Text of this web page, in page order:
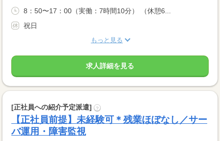
8：50〜17：00（実働：7時間10分） （休憩6...
祝日
もっと見る
求人詳細を見る
[正社員への紹介予定派遣] ?
【正社員前提】未経験可＊残業ほぼなし／サー
バ運用・障害監視